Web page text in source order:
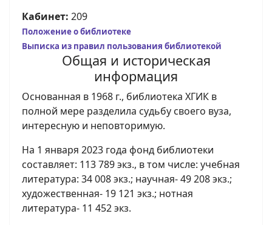
Кабинет: 209
Положение о библиотеке
Выписка из правил пользования библиотекой
Общая и историческая
информация
Основанная в 1968 г., библиотека ХГИК в
полной мере разделила судьбу своего вуза,
интересную и неповторимую.
На 1 января 2023 года фонд библиотеки
составляет: 113 789 экз., в том числе: учебная
литература: 34 008 экз.; научная- 49 208 экз.;
художественная- 19 121 экз.; нотная
литература- 11 452 экз.